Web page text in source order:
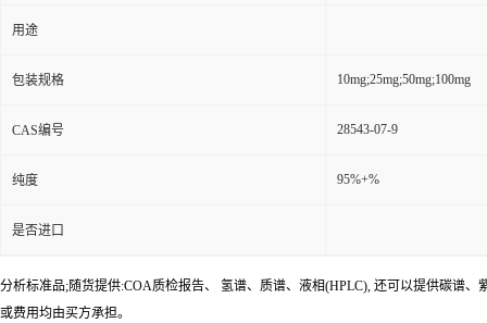
用途
包装规格 10mg;25mg;50mg;100mg
CAS编号 28543-07-9
纯度 95%+%
是否进口
分析标准品;随货提供:COA质检报告、 氢谱、质谱、液相(HPLC), 还可以提供碳谱
或费用均由买方承担。